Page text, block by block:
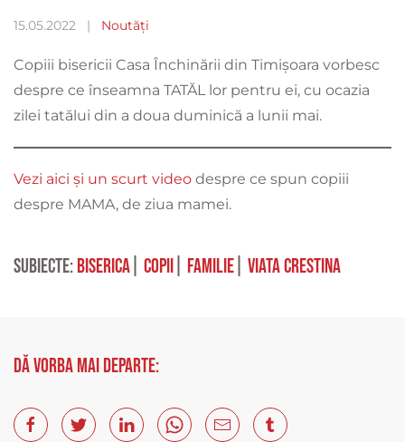
15.05.2022 | Noutăți
Copiii bisericii Casa Închinării din Timișoara vorbesc
despre ce înseamna TATĂL lor pentru ei, cu ocazia
zilei tatălui din a doua duminică a lunii mai.
Vezi aici și un scurt video despre ce spun copiii
despre MAMA, de ziua mamei.
Subiecte:biserica copii familie viata crestina
Dă vorba mai departe: